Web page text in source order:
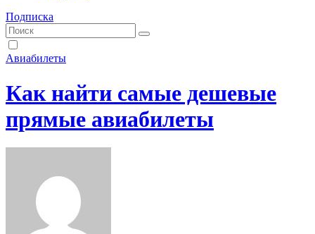
Подписка
Авиабилеты
Как найти самые дешевые
прямые авиабилеты